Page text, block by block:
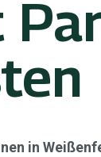
in